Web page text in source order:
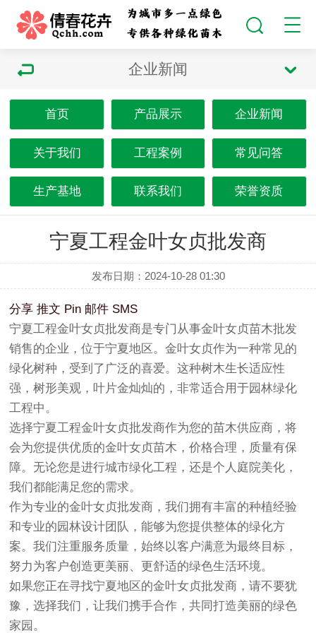
企业新闻
首页 产品展示 企业新闻
关于我们 工程案例 常见问答
生产基地 联系我们 荣誉资质
宁夏工程金叶女贞批发商
发布日期：2024-10-28 01:30
分享 推文 Pin 邮件 SMS
宁夏工程金叶女贞批发商是专门从事金叶女贞苗木批发
销售的企业，位于宁夏地区。金叶女贞作为一种常见的
绿化树种，受到了广泛的喜爱。这种树木生长适应性
强，树形美观，叶片金灿灿的，非常适合用于园林绿化
工程中。
选择宁夏工程金叶女贞批发商作为您的苗木供应商，将
会为您提供优质的金叶女贞苗木，价格合理，质量有保
障。无论您是进行城市绿化工程，还是个人庭院美化，
我们都能满足您的需求。
作为专业的金叶女贞批发商，我们拥有丰富的种植经验
和专业的园林设计团队，能够为您提供整体的绿化方
案。我们注重服务质量，始终以客户满意为最终目标，
努力为客户创造更美丽、更舒适的绿色生活环境。
如果您正在寻找宁夏地区的金叶女贞批发商，请不要犹
豫，选择我们，让我们携手合作，共同打造美丽的绿色
家园。